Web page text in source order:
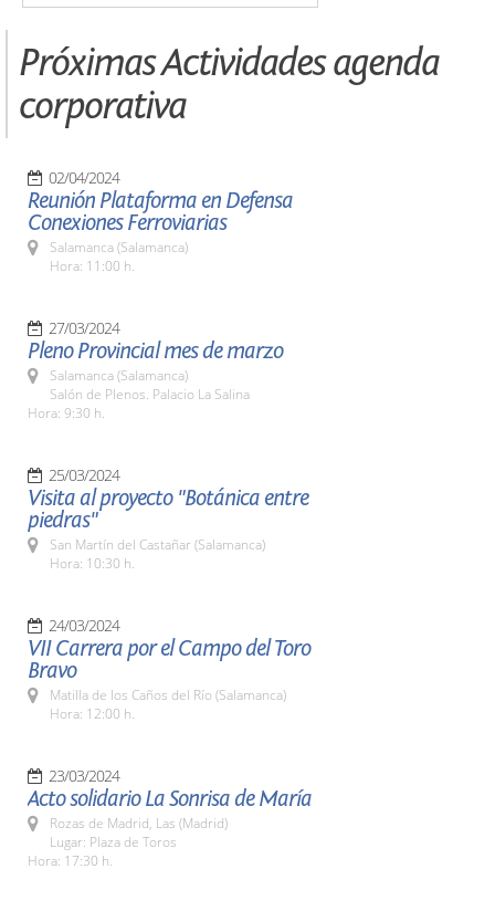
Próximas Actividades agenda
corporativa
02/04/2024
Reunión Plataforma en Defensa
Conexiones Ferroviarias
Salamanca (Salamanca)
Hora: 11:00 h.
27/03/2024
Pleno Provincial mes de marzo
Salamanca (Salamanca)
Salón de Plenos. Palacio La Salina
Hora: 9:30 h.
25/03/2024
Visita al proyecto "Botánica entre
piedras"
San Martín del Castañar (Salamanca)
Hora: 10:30 h.
24/03/2024
VII Carrera por el Campo del Toro
Bravo
Matilla de los Caños del Río (Salamanca)
Hora: 12:00 h.
23/03/2024
Acto solidario La Sonrisa de María
Rozas de Madrid, Las (Madrid)
Lugar: Plaza de Toros
Hora: 17:30 h.